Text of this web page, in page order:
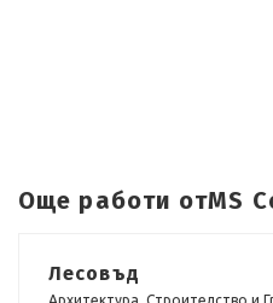
Още работи отMS
Лесовъд